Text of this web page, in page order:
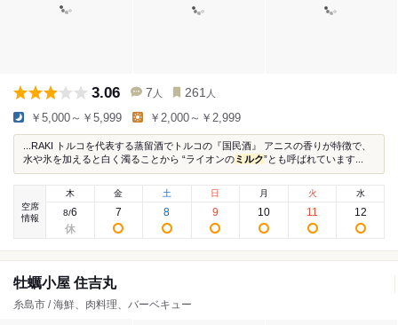
3.06 7 人 261 人
￥5,000～￥5,999 ￥2,000～￥2,999
...RAKI トルコを代表する蒸留酒でトルコの『国民酒』 アニスの香りが特徴で、
水や氷を加えると白く濁ることから “ライオンのミルク”とも呼ばれています...
空席
情報
木
8/6
金
7
土
8
日
9
月
10
火
11
水
12
牡蠣小屋 住吉丸
糸島市 / 海鮮、肉料理、バーベキュー